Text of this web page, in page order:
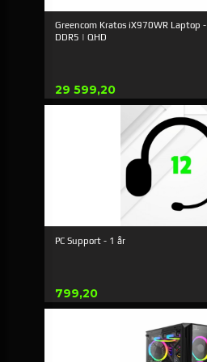
Greencom Kratos iX970WR Laptop
DDR5 | QHD
Pris
29 599,20
PC Support - 1 år
Pris
799,20